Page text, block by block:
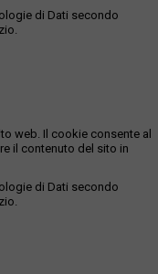
di Dati secondo
web. Il cookie consente al
il contenuto del sito in
di Dati secondo